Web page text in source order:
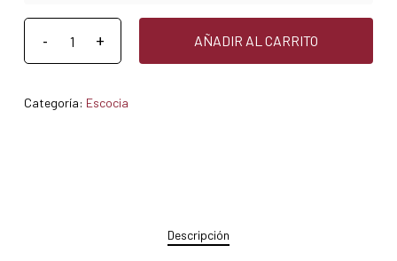
AÑADIR AL CARRITO
Categoría: Escocia
Descripción